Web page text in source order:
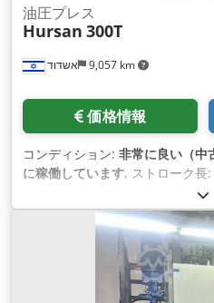
אשדוד 9,057 km
油圧プレス
Hursan 300T
価格情報
コンディション: 非常に良い（中
に稼働しています, ストローク長:
, 装
ル,